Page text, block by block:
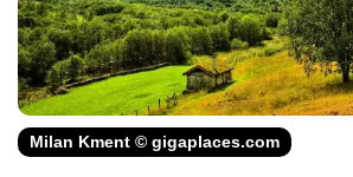
Milan Kment © gigaplaces.com